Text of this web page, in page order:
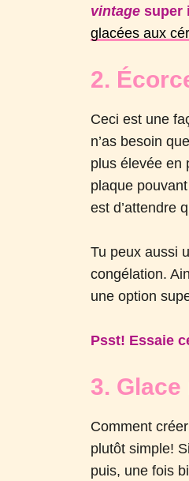
vintage super
glacées aux
2.
Ceci est une
n’as besoin
plus élevée en
plaque
est d’attendre
Tu peux aussi
congélation.
une option
Psst! Essaie
3.
Comment
plutôt simple!
puis, une fois